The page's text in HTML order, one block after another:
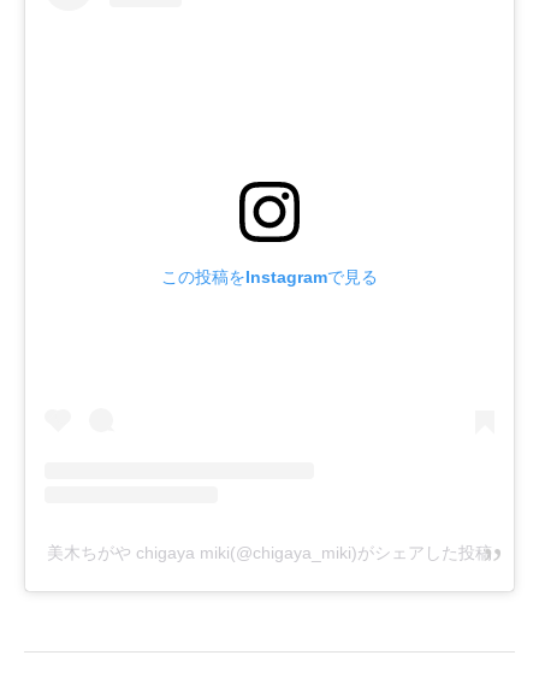
この投稿をInstagramで見る
美木ちがや chigaya miki(@chigaya_miki)がシェアした投稿